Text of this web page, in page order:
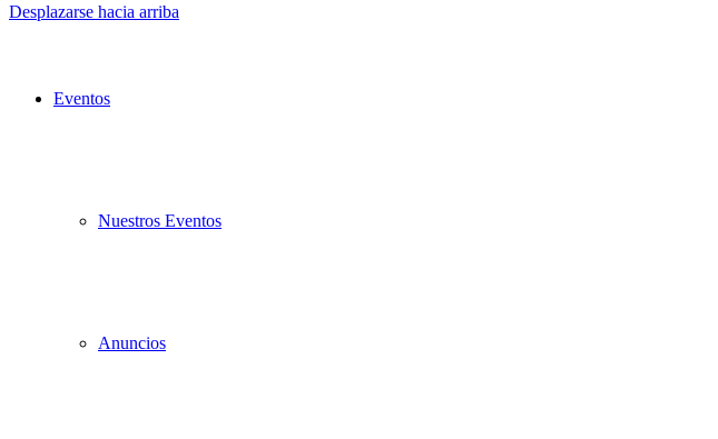
Eventos
Nuestros Eventos
Anuncios
Desplazarse hacia arriba